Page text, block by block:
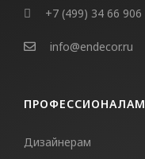
Шинопровод
+7 (499) 34 66 906
info@endecor.ru
ПРОФЕССИОНАЛАМ
Дизайнерам